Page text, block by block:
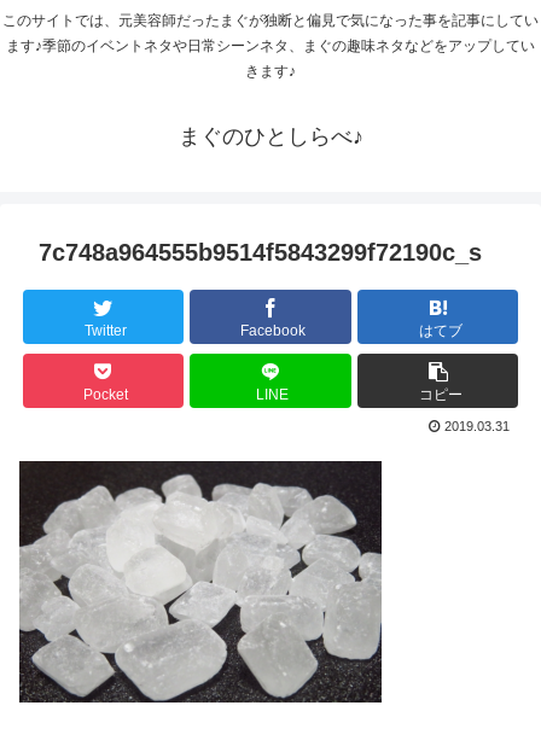
このサイトでは、元美容師だったまぐが独断と偏見で気になった事を記事にしてい
ます♪季節のイベントネタや日常シーンネタ、まぐの趣味ネタなどをアップしてい
きます♪
まぐのひとしらべ♪
7c748a964555b9514f5843299f72190c_s
Twitter Facebook はてブ
Pocket LINE コピー
2019.03.31